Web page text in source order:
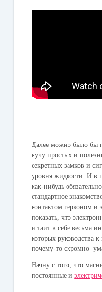
Далее можно было бы
кучу простых и
секретных замков и
уровня жидкости. И в
как-нибудь
стандартное
контактом герконом и
показать, что
и таит в себе весьма
которых руководства
почему-то скромно
Начну с того, что
постоянные и